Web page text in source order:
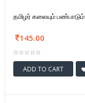
தமிழர் கலையும் பண்பாடும்
145.00
ADD TO CART